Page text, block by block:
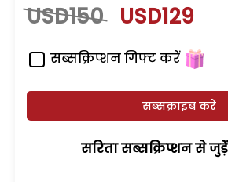
USD150 USD129
सब्सक्रिप्शन गिफ्ट करें
सब्सक्राइब करें
सरिता सब्सक्रिप्शन से